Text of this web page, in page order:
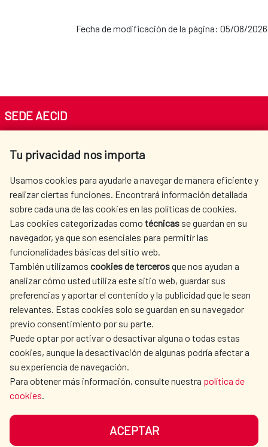
Fecha de modificación de la página: 05/08/2026
Tu privacidad nos importa
Usamos cookies para ayudarle a navegar de manera eficiente y
realizar ciertas funciones. Encontrará información detallada
sobre cada una de las cookies en las políticas de cookies.
Las cookies categorizadas como técnicas se guardan en su
navegador, ya que son esenciales para permitir las
funcionalidades básicas del sitio web.
También utilizamos cookies de tercerosque nos ayudan a
analizar cómo usted utiliza este sitio web, guardar sus
preferencias y aportar el contenido y la publicidad que le sean
relevantes. Estas cookies solo se guardan en su navegador
previo consentimiento por su parte.
Puede optar por activar o desactivar alguna o todas estas
cookies, aunque la desactivación de algunas podría afectar a
su experiencia de navegación.
Para obtener más información, consulte nuestra política de
cookies.
ACEPTAR
SEDE AECID
Tel. +34 900 20 30 54​​​​​​​
AECID
WHERE DO WE COOPERATE?
SPANISH HUMANITARIAN
ACTION
PRESS ROOM
CULTURE AND SCIENCE LIBRARY
OUR SOCIAL MEDIA
DATA PROTECTION